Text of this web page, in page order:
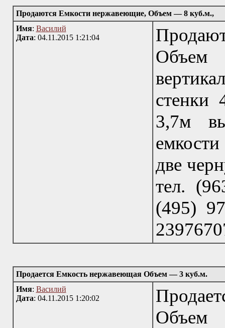
Продаются Емкости нержавеющие, Объем — 8 куб.м.,
Имя: Василий
Дата: 04.11.2015 1:21:04
стенки
3,7м
две
тел.
(495)
Продается Емкость нержавеющая Объем — 3 куб.м.
Имя: Василий
Дата: 04.11.2015 1:20:02
Объем